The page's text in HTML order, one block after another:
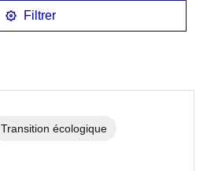
Filtrer
Transition écologique